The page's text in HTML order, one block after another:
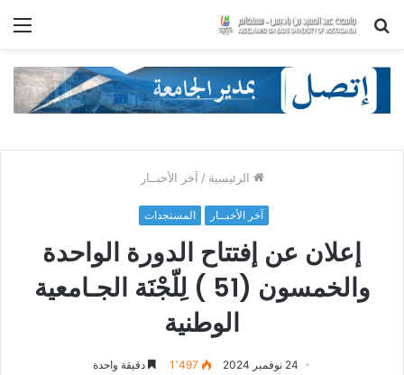
بحث
الرئيسية / آخر الأخبــار
آخر الأخبــار المستجدات
إعلان عن إفتتاح الدورة الواحدة
والخمسون (51 ) لِلّجْنَة الجـامعية
الوطنية
24 نوفمبر 2024 1٬497 دقيقة واحدة